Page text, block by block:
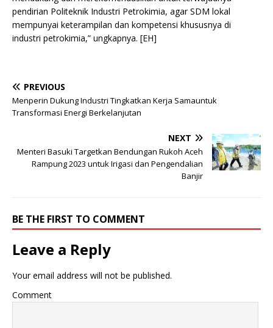
pendirian Politeknik Industri Petrokimia, agar SDM lokal
mempunyai keterampilan dan kompetensi khususnya di
industri petrokimia,” ungkapnya. [EH]
PREVIOUS
Menperin Dukung Industri Tingkatkan Kerja Samauntuk
Transformasi Energi Berkelanjutan
NEXT
Menteri Basuki Targetkan Bendungan Rukoh Aceh
Rampung 2023 untuk Irigasi dan Pengendalian
Banjir
BE THE FIRST TO COMMENT
Leave a Reply
Your email address will not be published.
Comment